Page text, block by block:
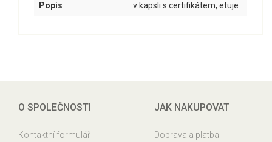
Popis v kapsli s certifikátem, etuje
O SPOLEČNOSTI
Kontaktní formulář
JAK NAKUPOVAT
Doprava a platba